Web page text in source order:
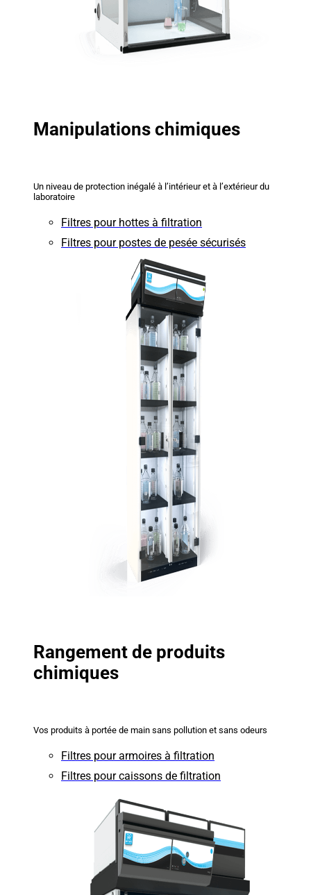
Manipulations chimiques
Un niveau de protection inégalé à l’intérieur et à l’extérieur du
laboratoire
Filtres pour hottes à filtration
Filtres pour postes de pesée sécurisés
Rangement de produits
chimiques
Vos produits à portée de main sans pollution et sans odeurs
Filtres pour armoires à filtration
Filtres pour caissons de filtration